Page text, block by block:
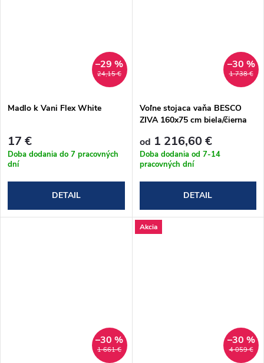
24,15 €
–29 %
Madlo k Vani Flex White
17 €
Doba dodania do 7 pracovných
dní
DETAIL
1 738 €
–30 %
Voľne stojaca vaňa BESCO
ZIVA 160x75 cm biela/čierna
podstavec
od 1 216,60 €
Doba dodania od 7-14
pracovných dní
DETAIL
1 661 €
–30 %
Akcia
4 059 €
–30 %